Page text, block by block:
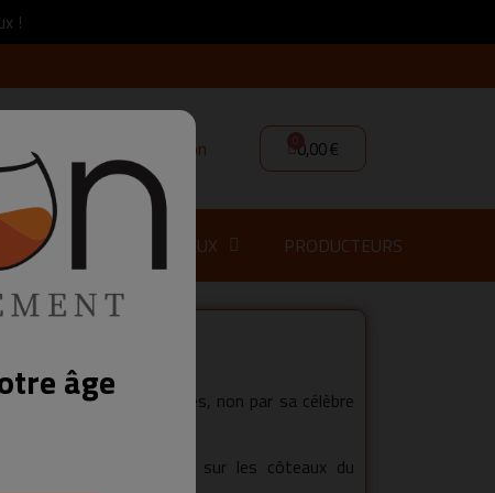
âge
!
Connexion 0,00 €
SPIRITUEUX PRODUCTEURS
la découverte de Conques, non par sa célèbre
des Frères Rols.
implanté leurs vignes sur les côteaux du